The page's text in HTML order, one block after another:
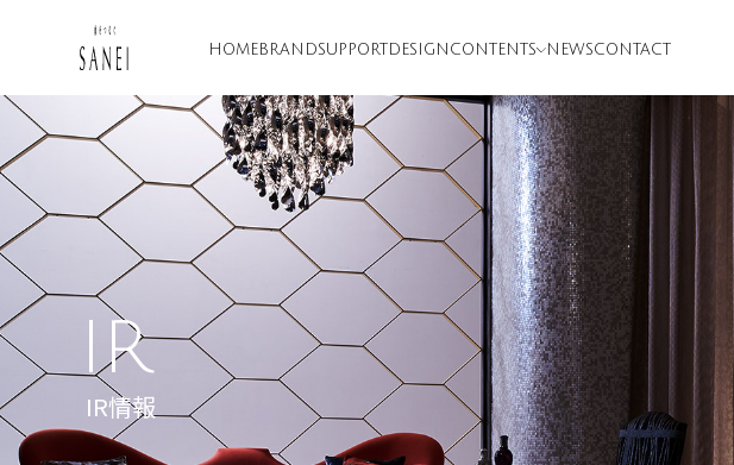
HOME BRANDSUPPORT DESIGN CONTENTS NEWSCONTACT
IR
IR情報